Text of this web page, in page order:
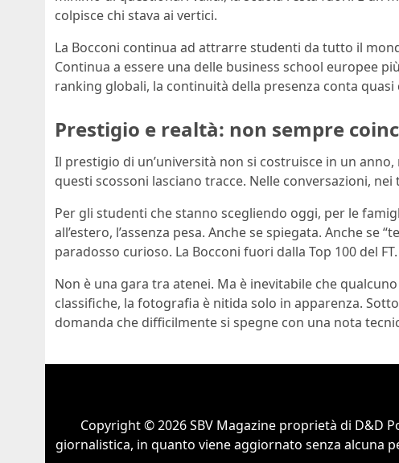
colpisce chi stava ai vertici.
La Bocconi continua ad attrarre studenti da tutto il
Continua a essere una delle business school europee
ranking globali, la continuità della presenza conta
Prestigio e realtà: non sempre
Il prestigio di un’università non si costruisce in un
questi scossoni lasciano tracce. Nelle conversazioni,
Per gli studenti che stanno scegliendo oggi, per le
all’estero, l’assenza pesa. Anche se spiegata. Anche se
paradosso curioso. La Bocconi fuori dalla Top 100 del
Non è una gara tra atenei. Ma è inevitabile che
classifiche, la fotografia è nitida solo in apparenza.
domanda che difficilmente si spegne con una nota
Copyright © 2026 SBV Magazine proprietà di D&D
giornalistica, in quanto viene aggiornato senza alcuna